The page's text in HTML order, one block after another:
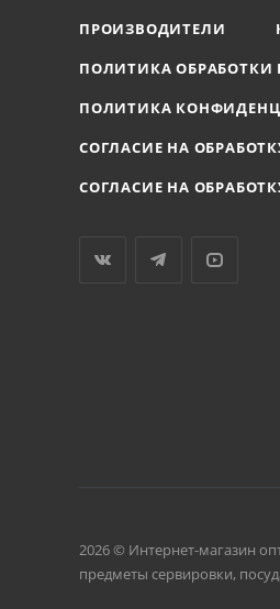
ПРОИЗВОДИТЕЛИ
ПОЛИТИКА
ПОЛИТИКА
СОГЛАСИЕ НА
СОГЛАСИЕ НА ОБРАБОТКУ
2026 © Интернет-магазин
предметы сервировки,